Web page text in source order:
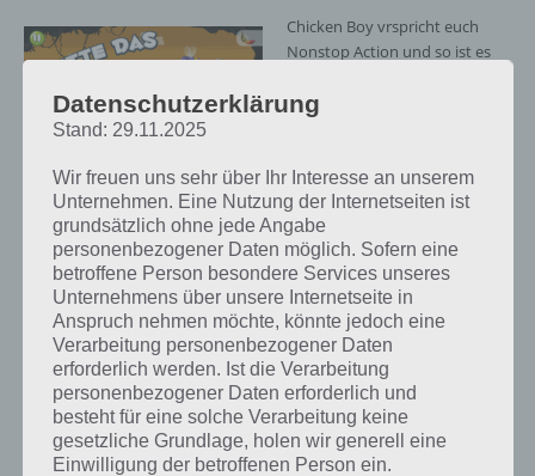
Chicken Boy Screenshot –
(c) Funtomic
Chicken Boy vrspricht euch
Nonstop Action und so ist es
Sekunde ausruhen, denn sofort
Dabei stehen dir nach und nach
bis zu 10 Waffen zur Verfügung,
welche zum Teil auch
verbessert werden kann. Nur
durch Verbesserungen ist man
später in der Lage die Feinde zu
töten.
Entsprechend benötigt man auch eine gute Strategie, wen man
zuerst zerstört. Zudem muss man die Feinde auch noch treffen.
Dazu tippt man auf den Bildschirm und versucht bei voller
Geschwindigkeit loszulassen.
Datenschutzerklärung
Stand: 29.11.2025
Wir freuen uns sehr über Ihr Interesse an unserem
Unternehmen. Eine Nutzung der Internetseiten ist
grundsätzlich ohne jede Angabe
personenbezogener Daten möglich. Sofern eine
betroffene Person besondere Services unseres
Unternehmens über unsere Internetseite in
Anspruch nehmen möchte, könnte jedoch eine
Verarbeitung personenbezogener Daten
erforderlich werden. Ist die Verarbeitung
personenbezogener Daten erforderlich und
besteht für eine solche Verarbeitung keine
gesetzliche Grundlage, holen wir generell eine
Einwilligung der betroffenen Person ein.